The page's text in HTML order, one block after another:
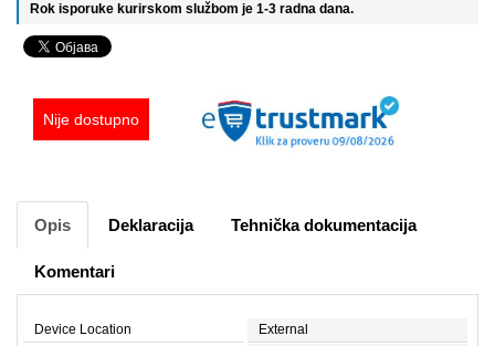
Rok isporuke kurirskom službom je 1-3 radna dana.
Nije dostupno
Opis Deklaracija Tehnička dokumentacija
Komentari
Device Location
External